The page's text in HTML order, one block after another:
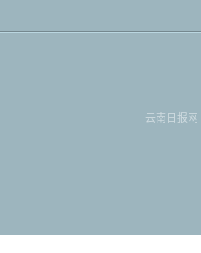
云南日报网